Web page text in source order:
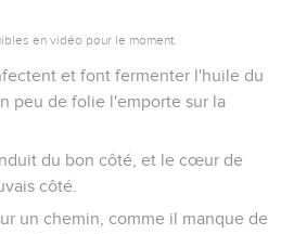
en vidéo pour le moment.
et font fermenter l'huile du
peu de folie l'emporte sur la
du bon côté, et le cœur de
côté.
un chemin, comme il manque de